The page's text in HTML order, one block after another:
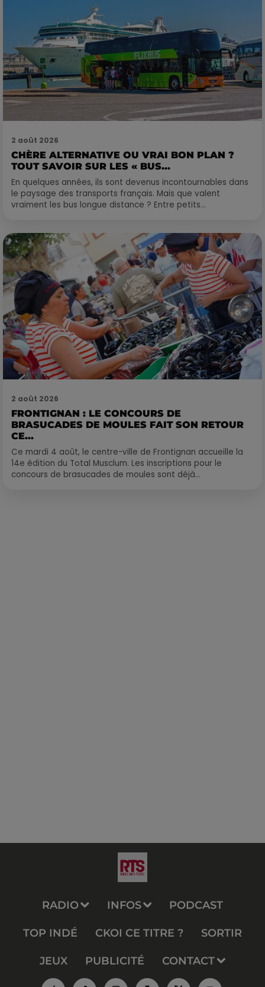
2 août 2026
CHÈRE ALTERNATIVE OU VRAI BON PLAN ?
TOUT SAVOIR SUR LES « BUS...
En quelques années, ils sont devenus incontournables dans
le paysage des transports français. Mais que valent
vraiment les bus longue distance ? Entre petits...
2 août 2026
FRONTIGNAN : LE CONCOURS DE
BRASUCADES DE MOULES FAIT SON RETOUR
CE...
Ce mardi 4 août, le centre-ville de Frontignan accueille la
14e édition du Total Musclum. Les inscriptions pour le
concours de brasucades de moules sont déjà...
RADIO INFOS PODCAST
TOP INDÉ CKOI CE TITRE ? SORTIR
JEUX PUBLICITÉ CONTACT